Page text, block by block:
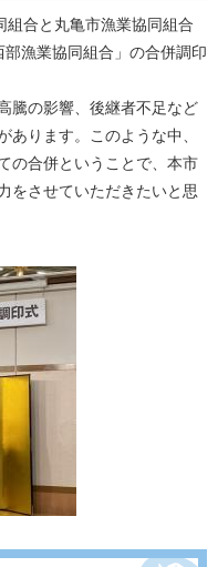
合と丸亀市漁業協同組合
漁業協同組合」の合併調印
騰の影響、後継者不足など
ります。このような中、
の合併ということで、本市
をさせていただきたいと思